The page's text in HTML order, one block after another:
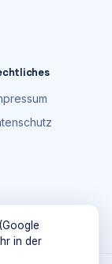
in der